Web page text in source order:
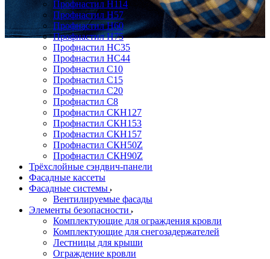
Профнастил Н114
Профнастил Н57
Профнастил Н60
Профнастил Н75
Профнастил НС35
Профнастил НС44
Профнастил С10
Профнастил С15
Профнастил С20
Профнастил С8
Профнастил СКН127
Профнастил СКН153
Профнастил СКН157
Профнастил СКН50Z
Профнастил СКН90Z
Трёхслойные сэндвич-панели
Фасадные кассеты
Фасадные системы
Вентилируемые фасады
Элементы безопасности
Комплектующие для ограждения кровли
Комплектующие для снегозадержателей
Лестницы для крыши
Ограждение кровли